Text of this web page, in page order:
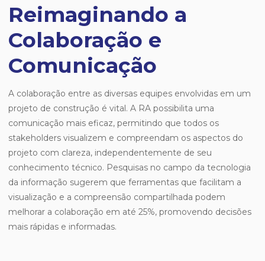
Reimaginando a
Colaboração e
Comunicação
A colaboração entre as diversas equipes envolvidas em um
projeto de construção é vital. A RA possibilita uma
comunicação mais eficaz, permitindo que todos os
stakeholders visualizem e compreendam os aspectos do
projeto com clareza, independentemente de seu
conhecimento técnico. Pesquisas no campo da tecnologia
da informação sugerem que ferramentas que facilitam a
visualização e a compreensão compartilhada podem
melhorar a colaboração em até 25%, promovendo decisões
mais rápidas e informadas.